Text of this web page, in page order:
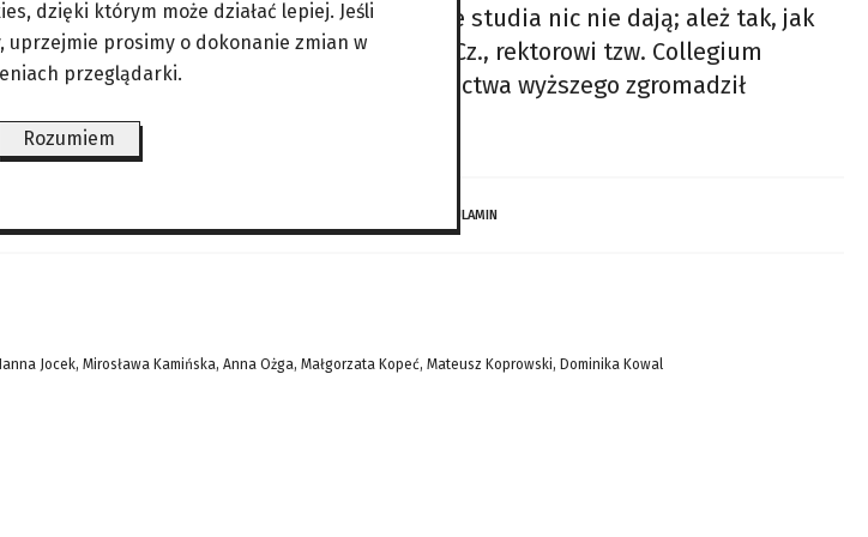
zaprzeczeniem narzekań i zarzutów, że studia nic nie dają; ależ tak, jak
zrobiony. Jego Magnificencji Pawłowi Cz., rektorowi tzw. Collegium
za to, że wszystkie patologie szkolnictwa wyższego zgromadził
REGULAMIN
Jocek, Mirosława Kamińska, Anna Ożga, Małgorzata Kopeć, Mateusz Koprowski, Dominika Kowal
dzięki którym może działać lepiej. Jeśli
uprzejmie prosimy o dokonanie zmian w
przeglądarki.
Rozumiem